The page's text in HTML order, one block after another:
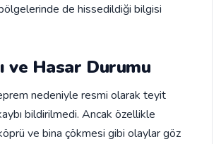
bölgelerinde de hissedildiği bilgisi
ve Hasar Durumu
nedeniyle resmi olarak teyit
bildirilmedi. Ancak özellikle
ve bina çökmesi gibi olaylar göz